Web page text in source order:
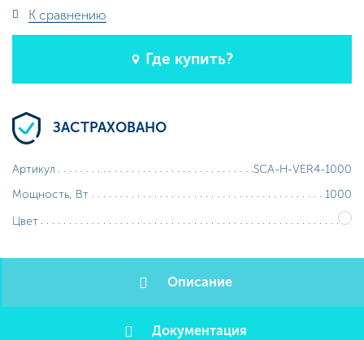
К сравнению
Где купить?
ЗАСТРАХОВАНО
Артикул
SCA-H-VER4-1000
Мощность, Вт
1000
Цвет
Описание
Документация